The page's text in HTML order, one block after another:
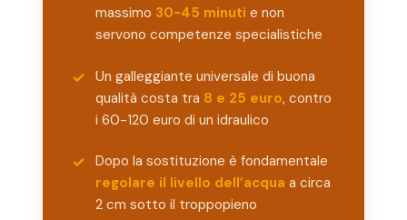
massimo 30-45 minuti e non
servono competenze specialistiche
Un galleggiante universale di buona
qualità costa tra 8 e 25 euro, contro
i 60-120 euro di un idraulico
Dopo la sostituzione è fondamentale
regolare il livello dell’acqua a circa
2 cm sotto il troppopieno